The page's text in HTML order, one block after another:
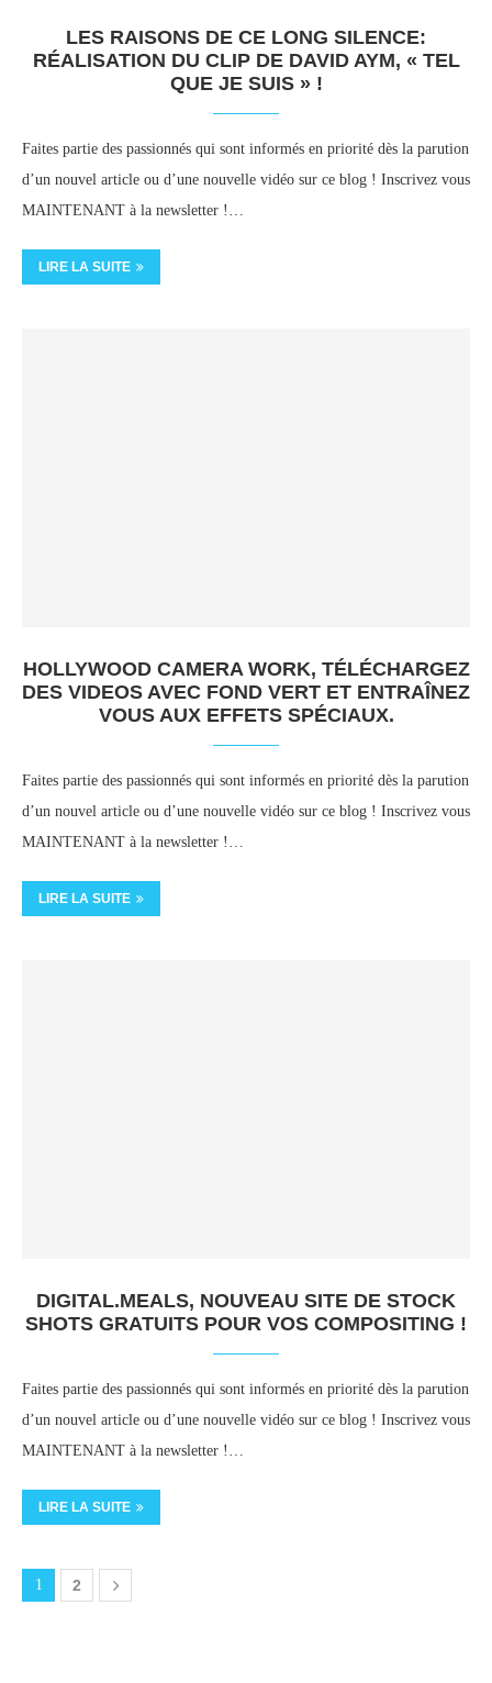
LES RAISONS DE CE LONG SILENCE:
RÉALISATION DU CLIP DE DAVID AYM, « TEL
QUE JE SUIS » !
Faites partie des passionnés qui sont informés en priorité dès la parution
d’un nouvel article ou d’une nouvelle vidéo sur ce blog ! Inscrivez vous
MAINTENANT à la newsletter !…
LIRE LA SUITE
HOLLYWOOD CAMERA WORK, TÉLÉCHARGEZ
DES VIDEOS AVEC FOND VERT ET ENTRAÎNEZ
VOUS AUX EFFETS SPÉCIAUX.
Faites partie des passionnés qui sont informés en priorité dès la parution
d’un nouvel article ou d’une nouvelle vidéo sur ce blog ! Inscrivez vous
MAINTENANT à la newsletter !…
LIRE LA SUITE
DIGITAL.MEALS, NOUVEAU SITE DE STOCK
SHOTS GRATUITS POUR VOS COMPOSITING !
Faites partie des passionnés qui sont informés en priorité dès la parution
d’un nouvel article ou d’une nouvelle vidéo sur ce blog ! Inscrivez vous
MAINTENANT à la newsletter !…
LIRE LA SUITE
1 2